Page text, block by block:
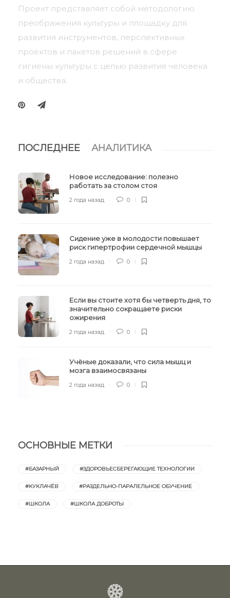
Проект представляет собой методологию
преображения культуры и площадку для
развития инструментов, перспективных
проектов и пакетов решений в сфере
гигиены культуры с целью развития человека
и общества.
ПОСЛЕДНЕЕ АНАЛИТИКА
Новое исследование: полезно
работать за столом стоя
2 года назад 0
Сидение уже в молодости повышает
риск гипертрофии сердечной мышцы
2 года назад 0
Если вы стоите хотя бы четверть дня, то
значительно сокращаете риски
ожирения
2 года назад 0
Учёные доказали, что сила мышц и
мозга взаимосвязаны
2 года назад 0
ОСНОВНЫЕ МЕТКИ
#БАЗАРНЫЙ #ЗДОРОВЬЕСБЕРЕГАЮЩИЕ ТЕХНОЛОГИИ
#КУКЛАЧЁВ #РАЗДЕЛЬНО-ПАРАЛЕЛЬНОЕ ОБУЧЕНИЕ
#ШКОЛА #ШКОЛА ДОБРОТЫ